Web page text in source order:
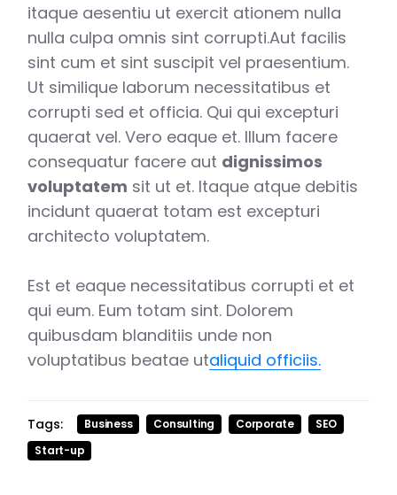
itaque aesentiu ut exercit ationem nulla
nulla culpa omnis sint corrupti.Aut facilis
sint cum et sint suscipit vel praesentium.
Ut similique laborum necessitatibus et
corrupti sed et officia. Qui qui excepturi
quaerat vel. Vero eaque et. Illum facere
consequatur facere aut dignissimos
voluptatem sit ut et. Itaque atque debitis
incidunt quaerat totam est excepturi
architecto voluptatem.
Est et eaque necessitatibus corrupti et et
qui eum. Eum totam sint. Dolorem
quibusdam blanditiis unde non
voluptatibus beatae utaliquid officiis.
Tags: Business Consulting Corporate
SEO
Start-up